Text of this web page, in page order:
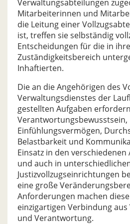
Verwaltungsabteilungen
Mitarbeiterinnen und
die Leitung einer
ist, treffen sie selbständig
Entscheidungen für die in
Zuständigkeitsbereich
Inhaftierten.
Die an die Angehörigen des
Verwaltungsdienstes der
gestellten Aufgaben
Verantwortungsbewusstsein,
Einfühlungsvermögen,
Belastbarkeit und
Einsatz in den
und auch in
Justizvollzugseinrichtungen
eine große
Anforderungen machen
einzigartigen Verbindung
und Verantwortung.